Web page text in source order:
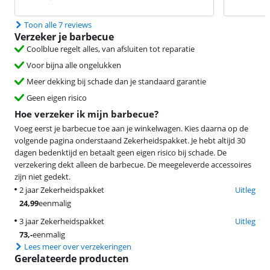
Toon alle 7 reviews
Verzeker je barbecue
Coolblue regelt alles, van afsluiten tot reparatie
Voor bijna alle ongelukken
Meer dekking bij schade dan je standaard garantie
Geen eigen risico
Hoe verzeker ik mijn barbecue?
Voeg eerst je barbecue toe aan je winkelwagen. Kies daarna op de
volgende pagina onderstaand Zekerheidspakket. Je hebt altijd 30
dagen bedenktijd en betaalt geen eigen risico bij schade. De
verzekering dekt alleen de barbecue. De meegeleverde accessoires
zijn niet gedekt.
2 jaar Zekerheidspakket
Uitleg
24,99eenmalig
3 jaar Zekerheidspakket
Uitleg
73,-eenmalig
Lees meer over verzekeringen
Gerelateerde producten